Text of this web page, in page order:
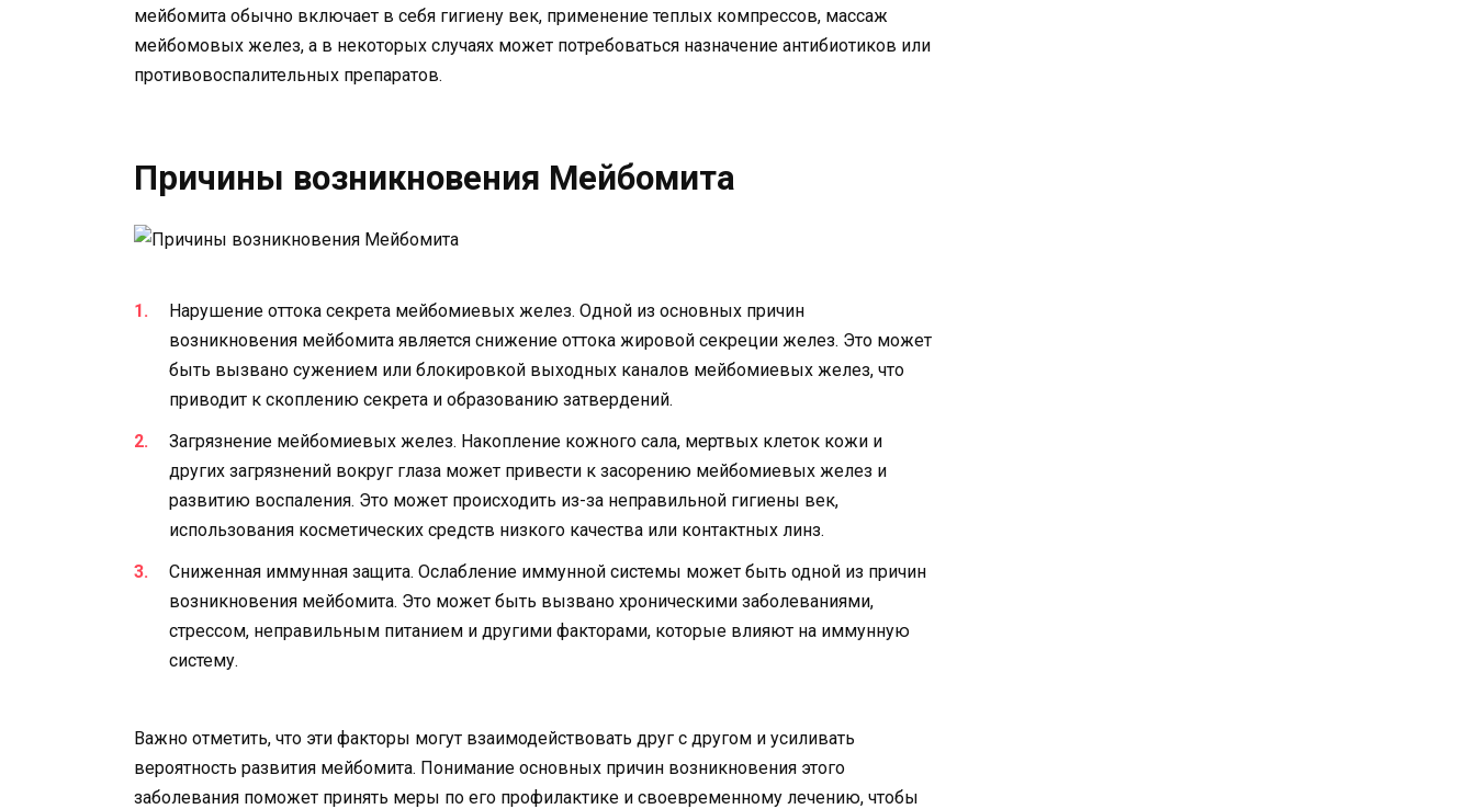
мейбомита обычно включает в себя гигиену век, применение теплых компрессов, массаж
мейбомовых желез, а в некоторых случаях может потребоваться назначение антибиотиков или
противовоспалительных препаратов.
Причины возникновения Мейбомита
Нарушение оттока секрета мейбомиевых желез. Одной из основных причин
возникновения мейбомита является снижение оттока жировой секреции желез. Это может
быть вызвано сужением или блокировкой выходных каналов мейбомиевых желез, что
приводит к скоплению секрета и образованию затвердений.
Загрязнение мейбомиевых желез. Накопление кожного сала, мертвых клеток кожи и
других загрязнений вокруг глаза может привести к засорению мейбомиевых желез и
развитию воспаления. Это может происходить из-за неправильной гигиены век,
использования косметических средств низкого качества или контактных линз.
Сниженная иммунная защита. Ослабление иммунной системы может быть одной из причин
возникновения мейбомита. Это может быть вызвано хроническими заболеваниями,
стрессом, неправильным питанием и другими факторами, которые влияют на иммунную
систему.
Важно отметить, что эти факторы могут взаимодействовать друг с другом и усиливать
вероятность развития мейбомита. Понимание основных причин возникновения этого
заболевания поможет принять меры по его профилактике и своевременному лечению, чтобы